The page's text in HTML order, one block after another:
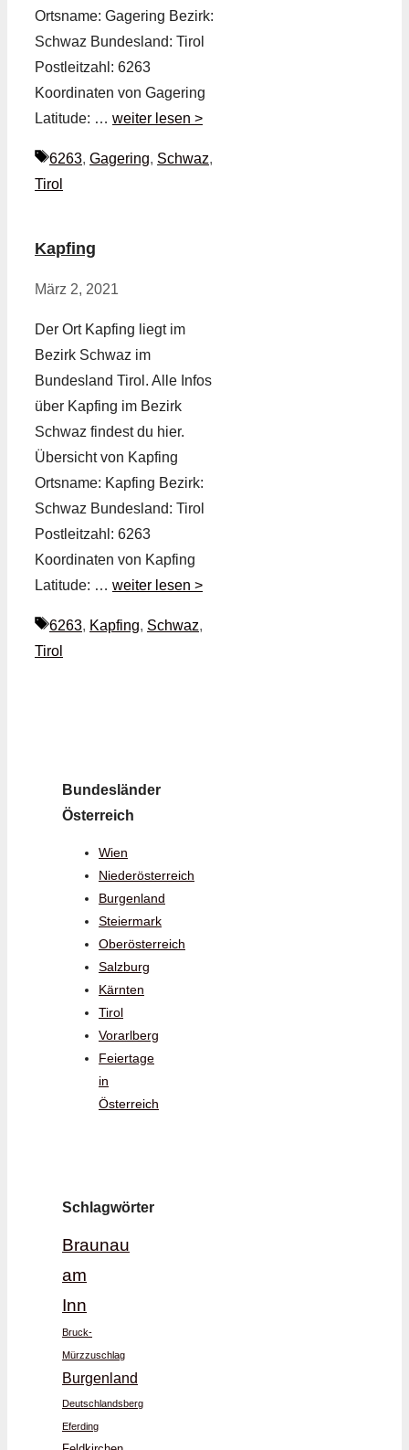
Ortsname: Gagering Bezirk:
Schwaz Bundesland: Tirol
Postleitzahl: 6263
Koordinaten von Gagering
Latitude: … weiter lesen >
Schlagwörter
6263, Gagering, Schwaz,
Tirol
Kapfing
März 2, 2021
Der Ort Kapfing liegt im
Bezirk Schwaz im
Bundesland Tirol. Alle Infos
über Kapfing im Bezirk
Schwaz findest du hier.
Übersicht von Kapfing
Ortsname: Kapfing Bezirk:
Schwaz Bundesland: Tirol
Postleitzahl: 6263
Koordinaten von Kapfing
Latitude: … weiter lesen >
Schlagwörter
6263, Kapfing, Schwaz,
Tirol
Bundesländer
Österreich
Wien
Niederösterreich
Burgenland
Steiermark
Oberösterreich
Salzburg
Kärnten
Tirol
Vorarlberg
Feiertage
in
Österreich
Schlagwörter
Braunau
am
Inn
Bruck-
Mürzzuschlag
Burgenland
Deutschlandsberg
Eferding